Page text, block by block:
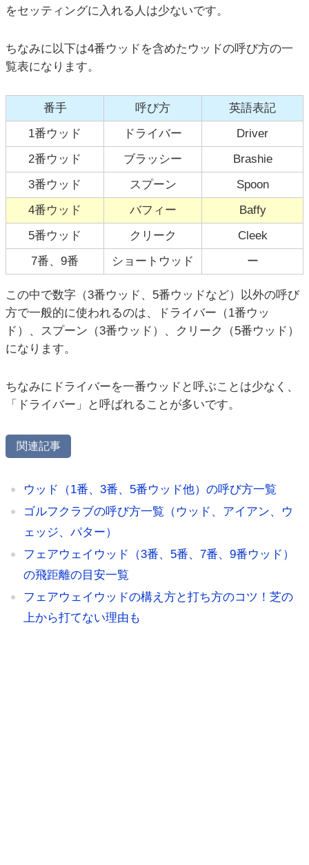
をセッティングに入れる人は少ないです。
ちなみに以下は4番ウッドを含めたウッドの呼び方の一
覧表になります。
番手 呼び方
英語表記
1番ウッド
ドライバー
Driver
2番ウッド
ブラッシー
Brashie
3番ウッド
スプーン
Spoon
4番ウッド
バフィー
Baffy
5番ウッド
クリーク
Cleek
7番、9番
ショートウッド ー
この中で数字（3番ウッド、5番ウッドなど）以外の呼び
方で一般的に使われるのは、ドライバー（1番ウッ
ド）、スプーン（3番ウッド）、クリーク（5番ウッド）
になります。
ちなみにドライバーを一番ウッドと呼ぶことは少なく、
「ドライバー」と呼ばれることが多いです。
関連記事
ウッド（1番、3番、5番ウッド他）の呼び方一覧
ゴルフクラブの呼び方一覧（ウッド、アイアン、ウ
ェッジ、パター）
フェアウェイウッド（3番、5番、7番、9番ウッド）
の飛距離の目安一覧
フェアウェイウッドの構え方と打ち方のコツ！芝の
上から打てない理由も